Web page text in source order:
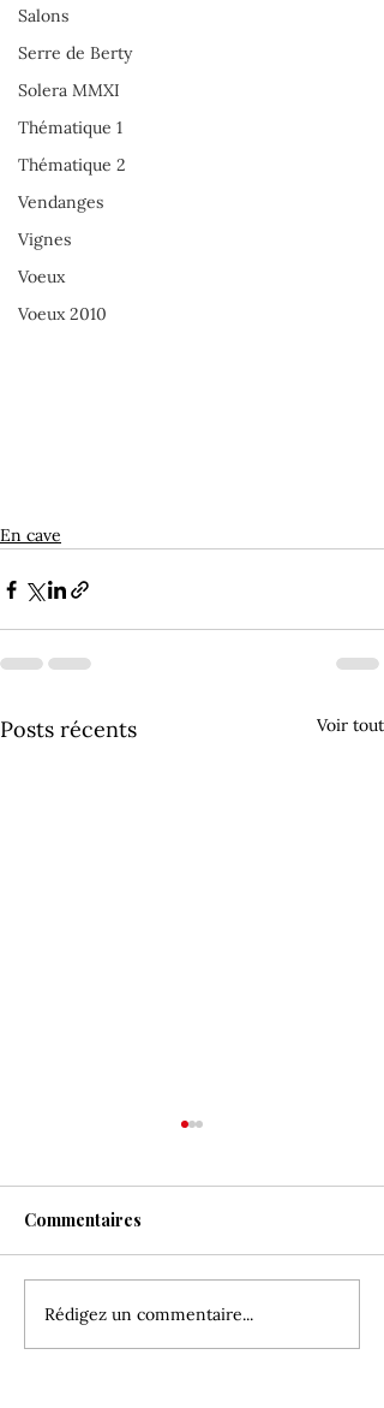
Salons
Serre de Berty
Solera MMXI
Thématique 1
Thématique 2
Vendanges
Vignes
Voeux
Voeux 2010
En cave
Posts récents Voir tout
Le soutirage
Commentaires
Rédigez un commentaire...